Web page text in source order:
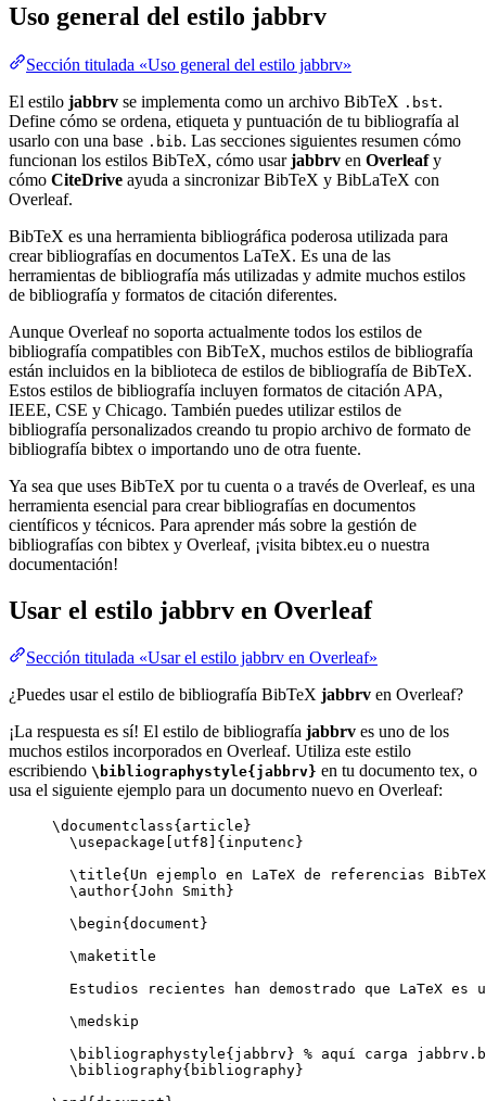
Uso general del estilo jabbrv
Sección titulada «Uso general del estilo jabbrv»
El estilo jabbrv se implementa como un archivo BibTeX .bst.
Define cómo se ordena, etiqueta y puntuación de tu bibliografía al
usarlo con una base .bib. Las secciones siguientes resumen cómo
funcionan los estilos BibTeX, cómo usarjabbrv en Overleafy
cómo CiteDrive ayuda a sincronizar BibTeX y BibLaTeX con
Overleaf.
BibTeX es una herramienta bibliográfica poderosa utilizada para
crear bibliografías en documentos LaTeX. Es una de las
herramientas de bibliografía más utilizadas y admite muchos estilos
de bibliografía y formatos de citación diferentes.
Aunque Overleaf no soporta actualmente todos los estilos de
bibliografía compatibles con BibTeX, muchos estilos de bibliografía
están incluidos en la biblioteca de estilos de bibliografía de BibTeX.
Estos estilos de bibliografía incluyen formatos de citación APA,
IEEE, CSE y Chicago. También puedes utilizar estilos de
bibliografía personalizados creando tu propio archivo de formato de
bibliografía bibtex o importando uno de otra fuente.
Ya sea que uses BibTeX por tu cuenta o a través de Overleaf, es una
herramienta esencial para crear bibliografías en documentos
científicos y técnicos. Para aprender más sobre la gestión de
bibliografías con bibtex y Overleaf, ¡visita bibtex.eu o nuestra
documentación!
Usar el estilo jabbrv en Overleaf
Sección titulada «Usar el estilo jabbrv en Overleaf»
¿Puedes usar el estilo de bibliografía BibTeX jabbrv en Overleaf?
¡La respuesta es sí! El estilo de bibliografía jabbrv es uno de los
muchos estilos incorporados en Overleaf. Utiliza este estilo
escribiendo \bibliographystyle{jabbrv} en tu documento tex, o
usa el siguiente ejemplo para un documento nuevo en Overleaf:
\documentclass{ article }
\usepackage
utf8 ]{ inputenc }
\title{Un ejemplo en LaTeX de referencias
\author{John Smith}
\begin{ document }
\maketitle
Estudios recientes han demostrado que LaTeX
\medskip
\bibliographystyle{jabbrv} % aquí carga
\bibliography{bibliography}